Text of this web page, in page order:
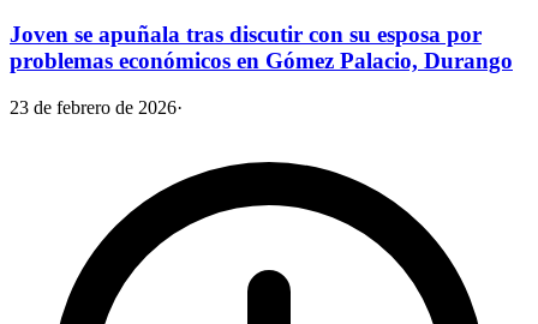
Joven se apuñala tras discutir con su esposa por
problemas económicos en Gómez Palacio, Durango
23 de febrero de 2026·